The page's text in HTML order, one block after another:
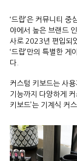
‘드랍’은 커뮤니티
야에서 높은 브랜드
사로 2023년 편입되
‘드랍’만의 특별한 게
다.
커스텀 키보드는 사
기능까지 다양하게
키보드’는 기계식 커